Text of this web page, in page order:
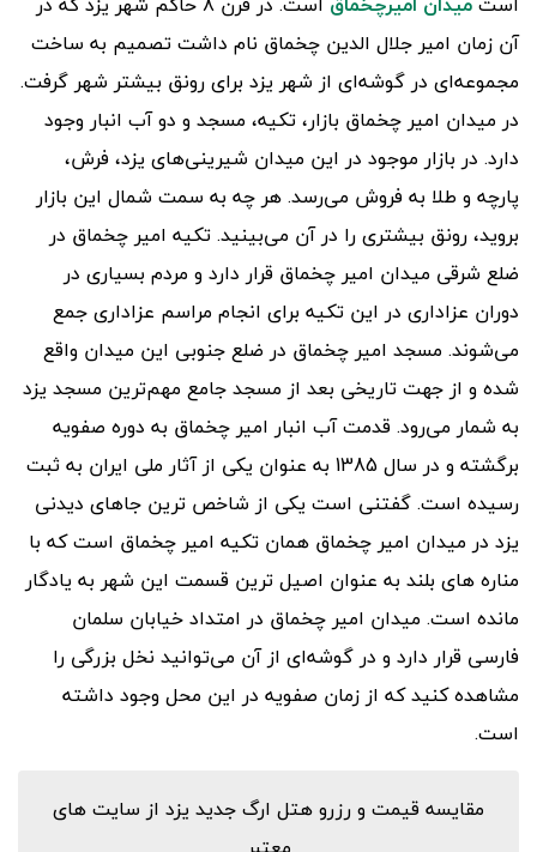
آن زمان امیر جلال الدین چخماق نام داشت تصمیم به ساخت
مجموعهای در گوشهای از شهر یزد برای رونق بیشتر شهر گرفت.
در میدان امیر چخماق بازار، تکیه، مسجد و دو آب انبار وجود
دارد. در بازار موجود در این میدان شیرینیهای یزد، فرش،
پارچه و طلا به فروش میرسد. هر چه به سمت شمال این بازار
بروید، رونق بیشتری را در آن میبینید. تکیه امیر چخماق در
ضلع شرقی میدان امیر چخماق قرار دارد و مردم بسیاری در
دوران عزاداری در این تکیه برای انجام مراسم عزاداری جمع
میشوند. مسجد امیر چخماق در ضلع جنوبی این میدان واقع
شده و از جهت تاریخی بعد از مسجد جامع مهمترین مسجد یزد
به شمار میرود. قدمت آب انبار امیر چخماق به دوره صفویه
برگشته و در سال 1385 به عنوان یکی از آثار ملی ایران به ثبت
رسیده است. گفتنی است یکی از شاخص ترین جاهای دیدنی
یزد در میدان امیر چخماق همان تکیه امیر چخماق است که با
مناره های بلند به عنوان اصیل ترین قسمت این شهر به یادگار
مانده است. میدان امیر چخماق در امتداد خیابان سلمان
فارسی قرار دارد و در گوشهای از آن میتوانید نخل بزرگی را
مشاهده کنید که از زمان صفویه در این محل وجود داشته
است.
مقایسه قیمت و رزرو هتل ارگ جدید یزد از سایت های